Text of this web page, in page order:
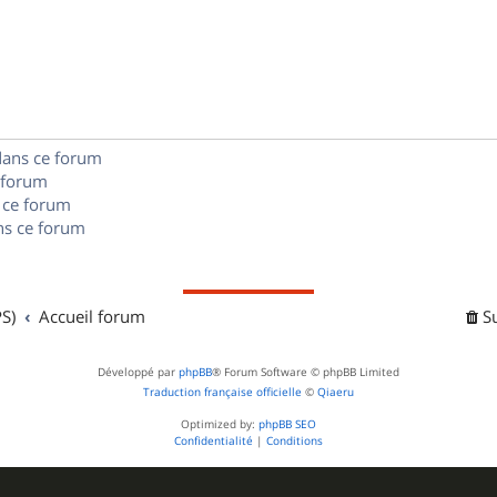
e
ce forum
forum
ce forum
Accueil forum
Développé par phpBB® Forum Software © phpBB Limited
Traduction française officielle © Qiaeru
Optimized by: phpBB SEO
Confidentialité | Conditions